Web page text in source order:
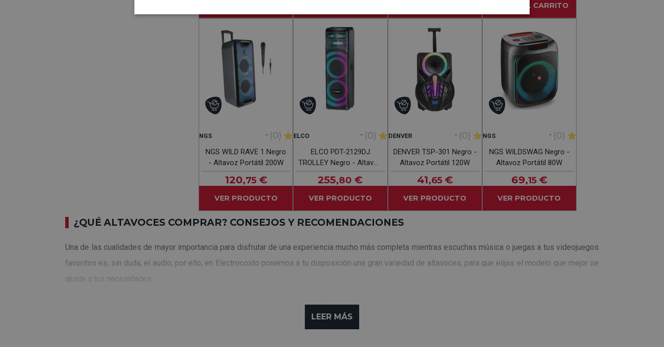
AÑADIR AL CARRITO
NGS - (0)
NGS WILD RAVE 1 Negro
- Altavoz Portátil 200W
120,75 €
VER PRODUCTO
ELCO - (0)
ELCO PDT-2129DJ
TROLLEY Negro - Altavoz
Portátil 180W
255,80 €
VER PRODUCTO
DENVER - (0)
DENVER TSP-301 Negro -
Altavoz Portátil 120W
41,65 €
VER PRODUCTO
NGS - (0)
NGS WILDSWAG Negro -
Altavoz Portátil 80W
69,15 €
VER PRODUCTO
¿QUÉ ALTAVOCES COMPRAR? CONSEJOS Y RECOMENDACIONES
Una de las cualidades de mayor importancia para disfrutar de una experiencia mucho más completa mientras escuchas música o juegas a tus videojuegos
favoritos es, sin duda, el audio; por ello, en Electrocosto ponemos a tu disposición una gran variedad de altavoces, para que elijas el modelo que mejor se
ajuste a tus necesidades.
LEER MÁS